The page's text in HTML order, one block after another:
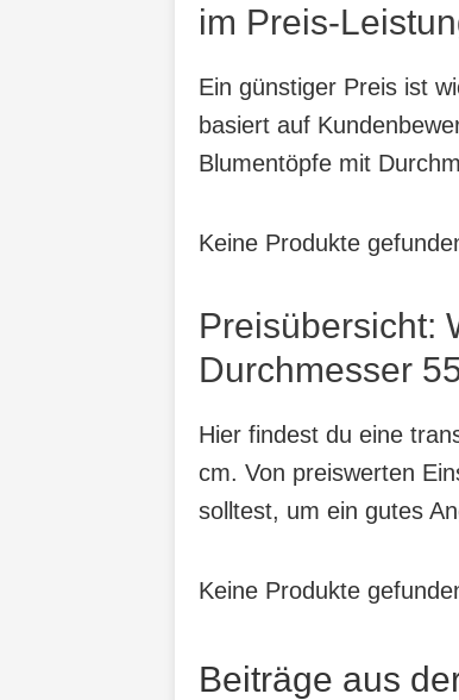
im Preis-
Ein günstiger Preis ist
basiert auf
Blumentöpfe mit
Keine Produkte
Preisübersicht:
Durchmesser
Hier findest du eine
cm. Von preiswerten
solltest, um ein gutes
Keine Produkte
Beiträge aus